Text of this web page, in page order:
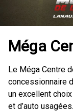
Méga
Le Méga Centre
concessionnaire
un excellent
et d’auto usagées.